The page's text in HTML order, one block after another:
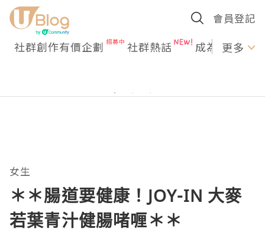
會員登記
社群創作有價企劃 社群熱話 成為U更多
女生
＊＊腸道要健康！JOY-IN 大麥
若葉青汁健腸啫喱＊＊